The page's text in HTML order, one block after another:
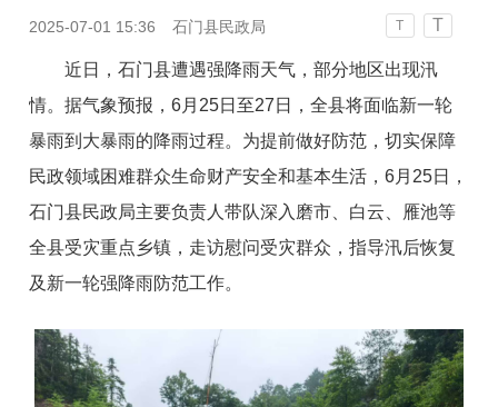
2025-07-01 15:36 石门县民政局 T T
近日，石门县遭遇强降雨天气，部分地区出现汛
情。据气象预报，6月25日至27日，全县将面临新一轮
暴雨到大暴雨的降雨过程。为提前做好防范，切实保障
民政领域困难群众生命财产安全和基本生活，6月25日，
石门县民政局主要负责人带队深入磨市、白云、雁池等
全县受灾重点乡镇，走访慰问受灾群众，指导汛后恢复
及新一轮强降雨防范工作。